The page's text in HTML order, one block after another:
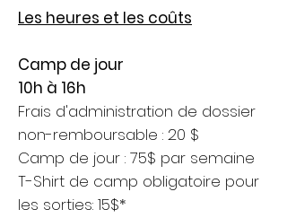
​Les heures et les coûts
​Camp de jour
10h à 16h
Frais d'administration de dossier
non-remboursable : 20 $
Camp de jour : 75$ par semaine
T-Shirt de camp obligatoire pour
les sorties: 15$*​​